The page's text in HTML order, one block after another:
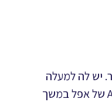
יש לה למעלה
מ-800 מיליון משתמשים פעילים חודשיים והיא דורגה כאפליקציה החינמית המובילה ב-App Store של אפל במשך